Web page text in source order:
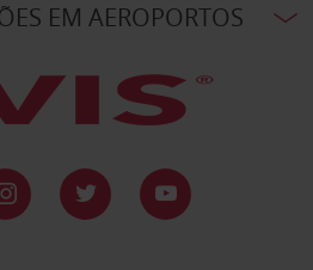
EM AEROPORTOS